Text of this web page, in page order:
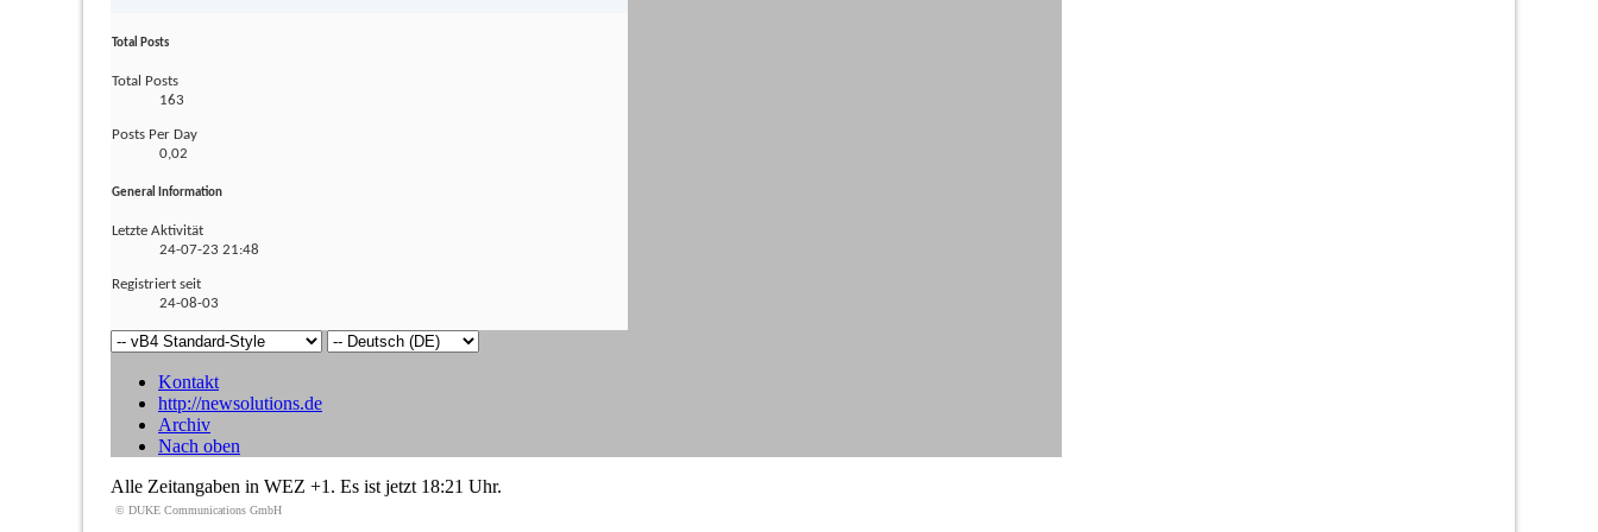
Total Posts
Total Posts
163
Posts Per Day
0,02
General Information
Letzte Aktivität
24-07-23 21:48
Registriert seit
24-08-03
Kontakt
http://newsolutions.de
Archiv
Nach oben
Alle Zeitangaben in WEZ +1. Es ist jetzt 18:21 Uhr.
© DUKE Communications GmbH